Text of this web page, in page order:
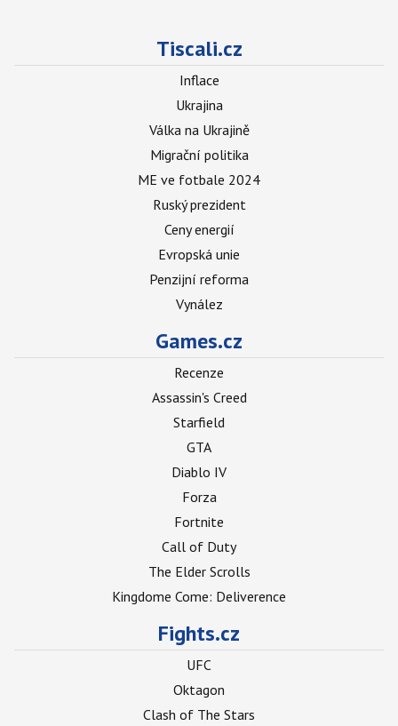
Tiscali.cz
Inflace
Ukrajina
Válka na Ukrajině
Migrační politika
ME ve fotbale 2024
Ruský prezident
Ceny energií
Evropská unie
Penzijní reforma
Vynález
Games.cz
Recenze
Assassin's Creed
Starfield
GTA
Diablo IV
Forza
Fortnite
Call of Duty
The Elder Scrolls
Kingdome Come: Deliverence
Fights.cz
UFC
Oktagon
Clash of The Stars